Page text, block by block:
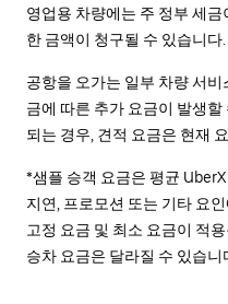
영업용 차량에는 주 정부 세
한 금액이 청구될 수 있습니다.
공항을 오가는 일부 차량 서
금에 따른 추가 요금이 발생
되는 경우, 견적 요금은 현재
*샘플 승객 요금은 평균
지연, 프로모션 또는 기타 요
고정 요금 및 최소 요금이 적
승차 요금은 달라질 수 있습니